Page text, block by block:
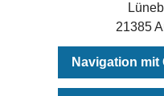
21385
Navigation mit